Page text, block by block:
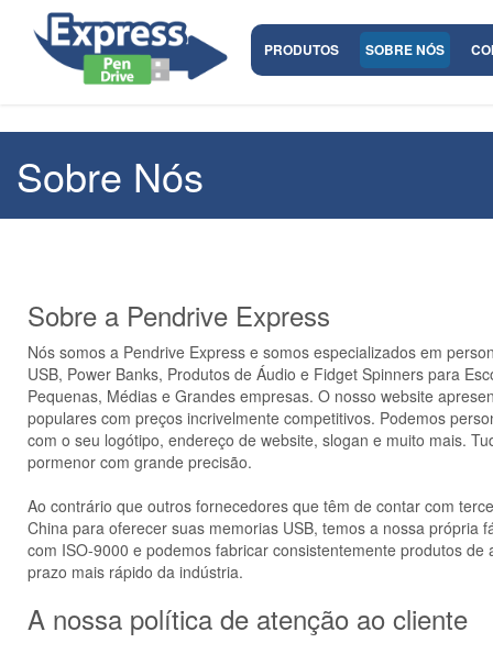
PRODUTOS SOBRE NÓS
Sobre Nós
Sobre a Pendrive Express
Nós somos a Pendrive Express e somos especializados em
USB, Power Banks, Produtos de Áudio e Fidget Spinners para
Pequenas, Médias e Grandes empresas. O nosso website
populares com preços incrivelmente competitivos. Podemos
com o seu logótipo, endereço de website, slogan e muito mais.
pormenor com grande precisão.
Ao contrário que outros fornecedores que têm de contar com
China para oferecer suas memorias USB, temos a nossa própria
com ISO-9000 e podemos fabricar consistentemente produtos de
prazo mais rápido da indústria.
A nossa política de atenção ao cliente